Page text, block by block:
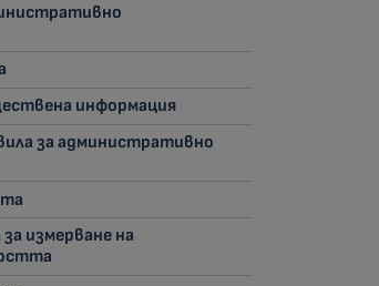
информация
за административно
измерване на